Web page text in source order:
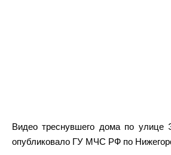
Видео треснувшего дома по улице
опубликовало ГУ МЧС РФ по